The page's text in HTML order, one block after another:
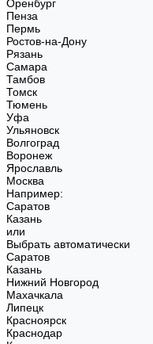
Оренбург
Пенза
Пермь
Ростов-на-Дону
Рязань
Самара
Тамбов
Томск
Тюмень
Уфа
Ульяновск
Волгоград
Воронеж
Ярославль
Москва
Например:
Саратов
Казань
или
Выбрать автоматически
Саратов
Казань
Нижний Новгород
Махачкала
Липецк
Красноярск
Краснодар